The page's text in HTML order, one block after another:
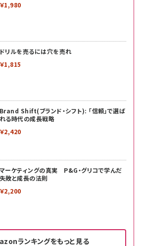
￥1,980
ドリルを売るには穴を売れ
￥1,815
Brand Shift(ブランド・シフト): 「信頼」で選ば
れる時代の成長戦略
￥2,420
マーケティングの真実 P&G・グリコで学んだ
失敗と成長の法則
￥2,200
ランキングをもっと見る